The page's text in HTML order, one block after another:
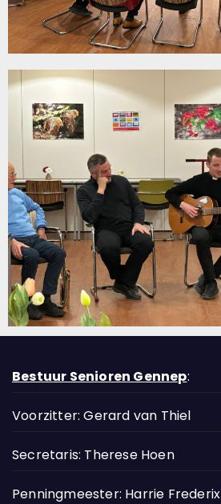
Bestuur Senioren Gennep:
Voorzitter: Gerard van Thiel
Secretaris: Therese Hoen
Penningmeester: Harrie Frederix